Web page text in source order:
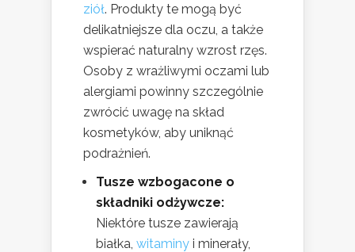
ziół. Produkty te mogą być
delikatniejsze dla oczu, a także
wspierać naturalny wzrost rzęs.
Osoby z wrażliwymi oczami lub
alergiami powinny szczególnie
zwrócić uwagę na skład
kosmetyków, aby uniknąć
podrażnień.
Tusze wzbogacone o
składniki odżywcze:
Niektóre tusze zawierają
białka, witaminy i minerały,